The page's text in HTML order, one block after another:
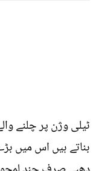
ٹیلی وژن پر چلنے
بناتے ہیں اس میں